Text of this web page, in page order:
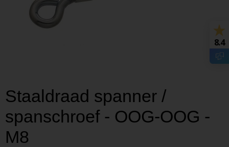
Staaldraad spanner /
spanschroef - OOG-OOG -
M8
8.4